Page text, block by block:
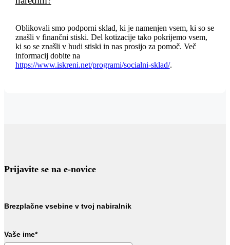
Oblikovali smo podporni sklad, ki je namenjen vsem, ki so se
znašli v finančni stiski. Del kotizacije tako pokrijemo vsem,
ki so se znašli v hudi stiski in nas prosijo za pomoč. Več
informacij dobite na
https://www.iskreni.net/programi/socialni-sklad/.
Prijavite se na e-novice
Brezplačne vsebine v tvoj nabiralnik
Vaše ime*